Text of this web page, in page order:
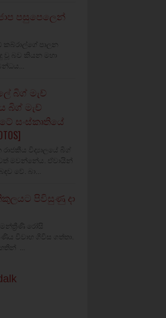
පසුපෙලෙන්
කබ්රාල්ගේ පාලන
වූ බව කියන මහා
බිග් මැච්
බිග් මැච්
සංස්කෘතියේ
විද්‍යාලයේ බිග්
මවන්නේය. ඒවායින්
වේ. බා...
පිවිසුණු දා
රෝසි
විවාහ ගිවිස ගත්තා.
...